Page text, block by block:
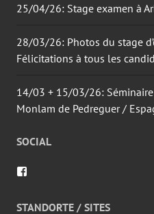
25/04/26: Stage examen à
28/03/26: Photos du stage
Félicitations à tous les
14/03 + 15/03/26:
Monlam de Pedreguer /
SOCIAL
de
STANDORTE / SITES